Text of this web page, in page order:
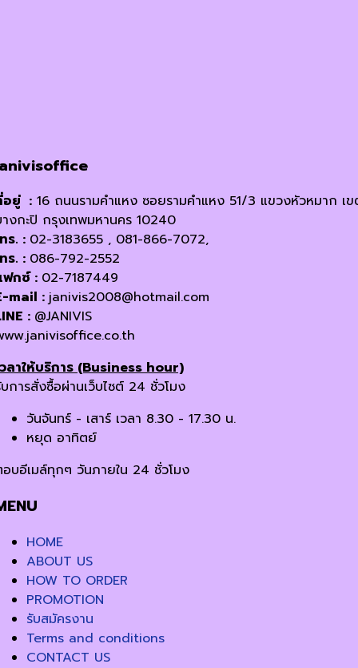
อยู่ : 16 ถนนรามคำแหง ซอยรามคำแหง 51/3 แขวงหัวหมาก เ
งกะปิ กรุงเทพมหานคร 10240
ร. : 02-3183655 , 081-866-7072,
ร. : 086-792-2552
กซ์ : 02-7187449
mail : janivis2008@hotmail.com
: @JANIVIS
ลาให้บริการ (Business hour)
การสั่งซื้อผ่านเว็บไซต์ 24 ชั่วโมง
วันจันทร์ - เสาร์ เวลา 8.30 - 17.30 น.
หยุด อาทิตย์
บอีเมล์ทุกๆ วันภายใน 24 ชั่วโมง
HOME
ABOUT US
HOW TO ORDER
PROMOTION
รับสมัครงาน
Terms and conditions
CONTACT US